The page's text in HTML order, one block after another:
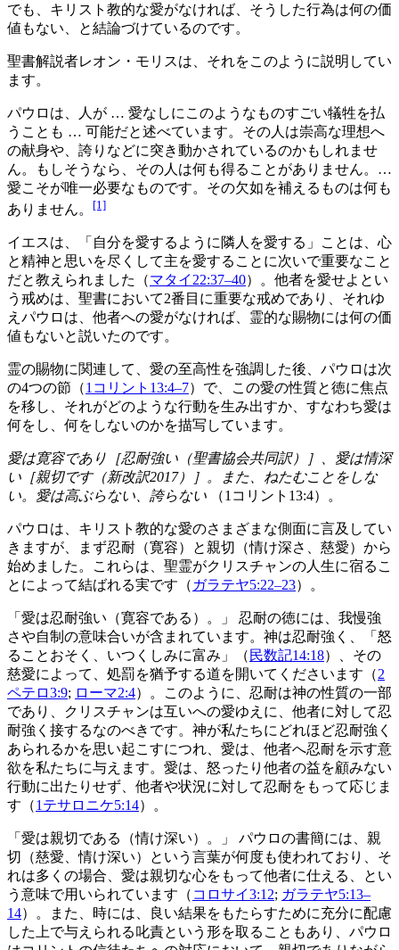
でも、キリスト教的な愛がなければ、そうした行為は何の価
値もない、と結論づけているのです。
聖書解説者レオン・モリスは、それをこのように説明してい
ます。
パウロは、人が … 愛なしにこのようなものすごい犠牲を払
うことも … 可能だと述べています。その人は崇高な理想へ
の献身や、誇りなどに突き動かされているのかもしれませ
ん。もしそうなら、その人は何も得ることがありません。…
愛こそが唯一必要なものです。その欠如を補えるものは何も
ありません。
[1]
イエスは、「自分を愛するように隣人を愛する」ことは、心
と精神と思いを尽くして主を愛することに次いで重要なこと
だと教えられました（マタイ22:37–40）。他者を愛せよとい
う戒めは、聖書において2番目に重要な戒めであり、それゆ
えパウロは、他者への愛がなければ、霊的な賜物には何の価
値もないと説いたのです。
霊の賜物に関連して、愛の至高性を強調した後、パウロは次
の4つの節（1コリント13:4–7）で、この愛の性質と徳に焦点
を移し、それがどのような行動を生み出すか、すなわち愛は
何をし、何をしないのかを描写しています。
愛は寛容であり［忍耐強い（聖書協会共同訳）］、愛は情深
い［親切です（新改訳2017）］。また、ねたむことをしな
い。愛は高ぶらない、誇らない （1コリント13:4）。
パウロは、キリスト教的な愛のさまざまな側面に言及してい
きますが、まず忍耐（寛容）と親切（情け深さ、慈愛）から
始めました。これらは、聖霊がクリスチャンの人生に宿るこ
とによって結ばれる実です（ ガラテヤ5:22–23）。
「愛は忍耐強い（寛容である）。」 忍耐の徳には、我慢強
さや自制の意味合いが含まれています。神は忍耐強く、「怒
ることおそく、いつくしみに富み」（ 民数記14:18）、その
慈愛によって、処罰を猶予する道を開いてくださいます（2
ペテロ3:9; ローマ2:4）。このように、忍耐は神の性質の一部
であり、クリスチャンは互いへの愛ゆえに、他者に対して忍
耐強く接するなのべきです。神が私たちにどれほど忍耐強く
あられるかを思い起こすにつれ、愛は、他者へ忍耐を示す意
欲を私たちに与えます。愛は、怒ったり他者の益を顧みない
行動に出たりせず、他者や状況に対して忍耐をもって応じま
す（1テサロニケ5:14）。
「愛は親切である（情け深い）。」 パウロの書簡には、親
切（慈愛、情け深い）という言葉が何度も使われており、そ
れは多くの場合、愛は親切な心をもって他者に仕える、とい
う意味で用いられています（ コロサイ3:12; ガラテヤ5:13–
14）。また、時には、良い結果をもたらすために充分に配慮
した上で与えられる叱責という形を取ることもあり、パウロ